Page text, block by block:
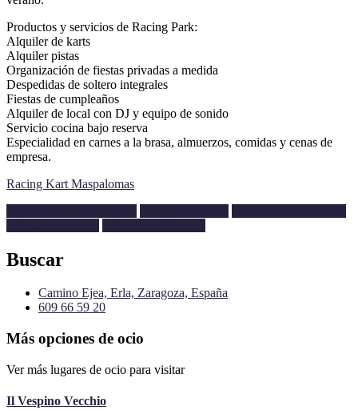
Productos y servicios de Racing Park:
Alquiler de karts
Alquiler pistas
Organización de fiestas privadas a medida
Despedidas de soltero integrales
Fiestas de cumpleaños
Alquiler de local con DJ y equipo de sonido
Servicio cocina bajo reserva
Especialidad en carnes a la brasa, almuerzos, comidas y cenas de
empresa.
Racing Kart Maspalomas
Buscar
Camino Ejea, Erla, Zaragoza, España
609 66 59 20
Más opciones de ocio
Ver más lugares de ocio para visitar
Il Vespino Vecchio